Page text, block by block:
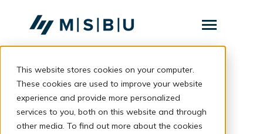
This website stores cookies on your computer.
These cookies are used to improve your website
experience and provide more personalized
services to you, both on this website and through
other media. To find out more about the cookies
Toggle
Layanan Toggle
children
Layanan
Komunitas
Tentang
back to blog
Hiring